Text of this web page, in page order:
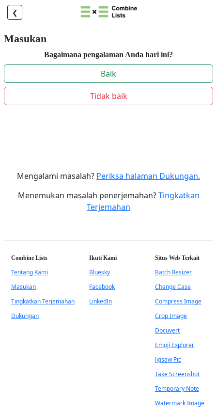
❮
Masukan
Bagaimana pengalaman Anda hari ini?
Baik
Tidak baik
Mengalami masalah? Periksa halaman Dukungan.
Menemukan masalah penerjemahan? Tingkatkan
Terjemahan
Combine Lists
Tentang Kami
Masukan
Tingkatkan Terjemahan
Dukungan
Ikuti Kami
Bluesky
Facebook
LinkedIn
Situs Web Terkait
Batch Resizer
Change Case
Compress Image
Crop Image
Docuvert
Emoji Explorer
Jigsaw Pic
Take Screenshot
Temporary Note
Watermark Image